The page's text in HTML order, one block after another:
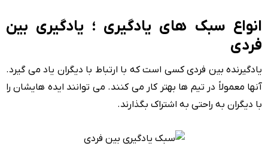
انواع سبک های یادگیری ؛ یادگیری بین
فردی
یادگیرنده بین فردی کسی است که با ارتباط با دیگران یاد می گیرد.
آنها معمولاً در تیم ها بهتر کار می کنند. می توانند ایده هایشان را
با دیگران به راحتی به اشتراک بگذارند.